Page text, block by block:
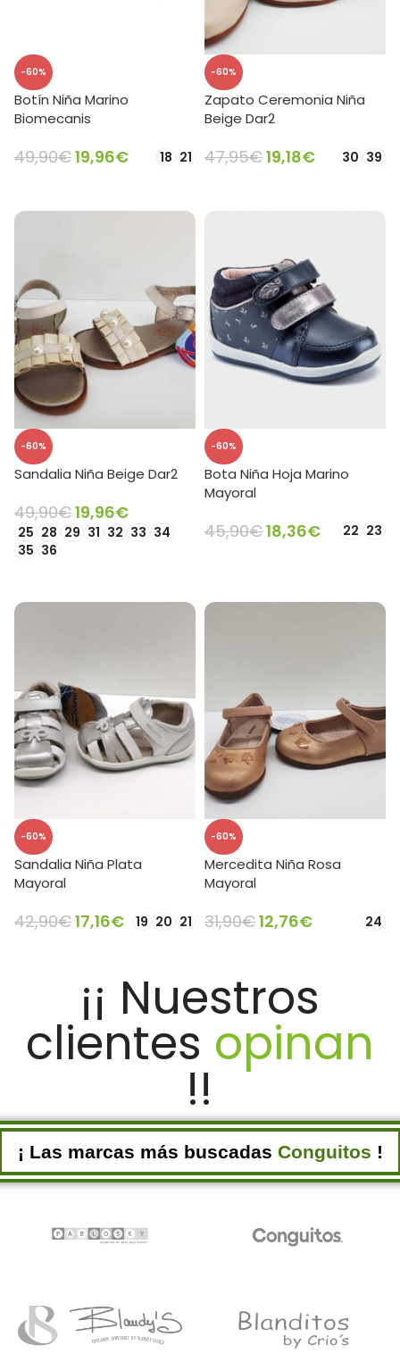
-60%
Botín Niña Marino
Biomecanis
49,90€19,96€ 18 21
-60%
Zapato Ceremonia Niña
Beige Dar2
47,95€19,18€ 30 39
-60%
Sandalia Niña Beige Dar2
49,90€19,96€
25 28 29 31 32 33 34
35 36
-60%
Bota Niña Hoja Marino
Mayoral
45,90€18,36€ 22 23
-60%
Sandalia Niña Plata
Mayoral
42,90€17,16€ 19 20 21
-60%
Mercedita Niña Rosa
Mayoral
31,90€12,76€ 24
¡¡ Nuestros
clientes opinan
!!
¡ Las marcas más buscadas Conguitos !